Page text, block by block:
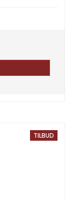
TILBUD